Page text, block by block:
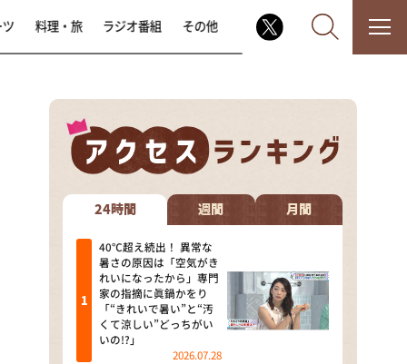
なるみ・岡村の過ぎるTV
相席食堂
これ余談なんですけど・・・
～人生密着トークバラエティ！
～ やすとものいたって真剣です
探偵！ナイトスクープ
料理・旅 ラジオ番組 その他
24時間 週間 月間
40℃超え続出！ 異常な
暑さの原因は「空気がき
れいになったから」専門
家の指摘に眞鍋かをり
「“きれいで暑い”と“汚
くて涼しい”どっちがい
いの!?」
2026.07.28